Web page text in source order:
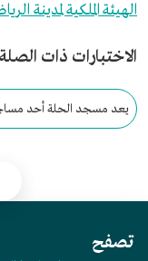
الهيئة الملكية لمدينة
الاختبارات ذات الصلة
يعد مسجد الحلة أحد
تصفح